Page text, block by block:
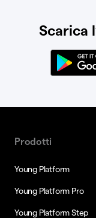
Scarica
Prodotti
Young Platform
Young Platform Pro
Young Platform Step